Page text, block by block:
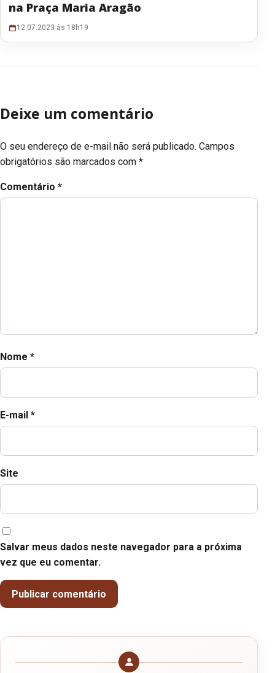
na Praça Maria Aragão
12.07.2023 às 18h19
Deixe um comentário
O seu endereço de e-mail não será publicado. Campos
obrigatórios são marcados com *
Comentário *
Nome *
E-mail *
Site
Salvar meus dados neste navegador para a próxima
vez que eu comentar.